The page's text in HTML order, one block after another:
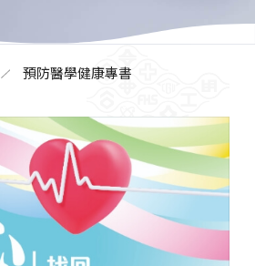
預防醫學健康專書